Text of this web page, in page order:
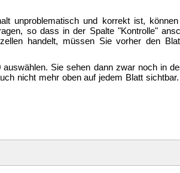
unproblematisch und korrekt ist,
so dass in der Spalte "Kontrolle"
handelt, müssen Sie vorher den
Sie sehen dann zwar noch in
nicht mehr oben auf jedem Blatt